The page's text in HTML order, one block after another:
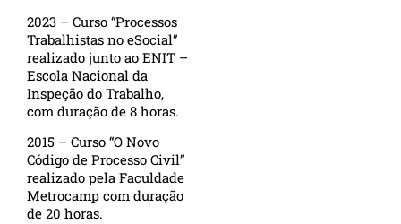
2023 – Curso “Processos
Trabalhistas no eSocial”
realizado junto ao ENIT –
Escola Nacional da
Inspeção do Trabalho,
com duração de 8 horas.
2015 – Curso “O Novo
Código de Processo Civil”
realizado pela Faculdade
Metrocamp com duração
de 20 horas.